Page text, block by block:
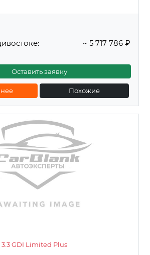
~ 5 717 786 ₽
Оставить заявку
Похожие
GDI Limited Plus